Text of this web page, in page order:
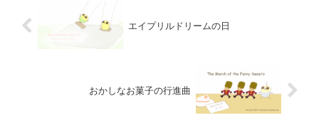
エイプリルドリームの日
おかしなお菓子の行進曲